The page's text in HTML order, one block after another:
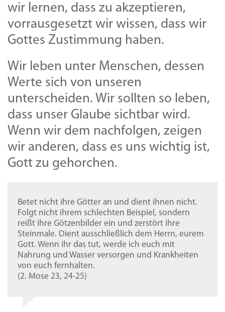
wir lernen, dass zu akzeptieren,
vorrausgesetzt wir wissen, dass wir
Gottes Zustimmung haben.
Wir leben unter Menschen, dessen
Werte sich von unseren
unterscheiden. Wir sollten so leben,
dass unser Glaube sichtbar wird.
Wenn wir dem nachfolgen, zeigen
wir anderen, dass es uns wichtig ist,
Gott zu gehorchen.
Betet nicht ihre Götter an und dient ihnen nicht.
Folgt nicht ihrem schlechten Beispiel, sondern
reißt ihre Götzenbilder ein und zerstört ihre
Steinmale. Dient ausschließlich dem Herrn, eurem
Gott. Wenn ihr das tut, werde ich euch mit
Nahrung und Wasser versorgen und Krankheiten
von euch fernhalten.
(2. Mose 23, 24-25)